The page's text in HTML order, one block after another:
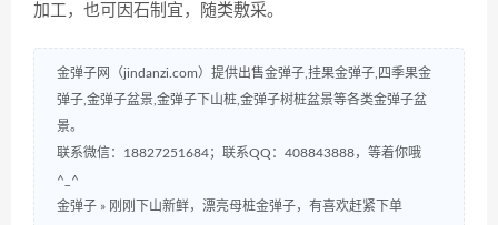
加工，也可因石制宜，随类敷采。
金弹子网（jindanzi.com）提供出售金弹子,挂果金弹子,四季果金
弹子,金弹子盆景,金弹子下山桩,金弹子树桩盆景等各类金弹子盆
景。
联系微信：18827251684；联系QQ：408843888，等着你哦
^_^
金弹子 » 刚刚下山新鲜，漂亮母桩金弹子，有喜欢赶紧下单